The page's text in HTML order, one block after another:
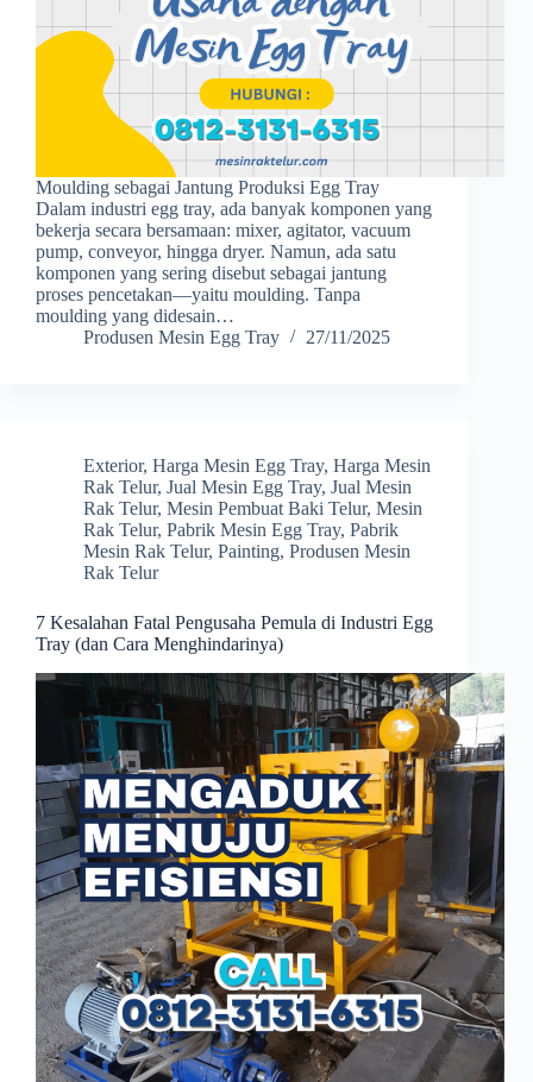
Moulding sebagai Jantung Produksi Egg Tray
Dalam industri egg tray, ada banyak komponen yang
bekerja secara bersamaan: mixer, agitator, vacuum
pump, conveyor, hingga dryer. Namun, ada satu
komponen yang sering disebut sebagai jantung
proses pencetakan—yaitu moulding. Tanpa
moulding yang didesain…
Produsen Mesin Egg Tray
27/11/2025
Exterior, Harga Mesin Egg Tray, Harga Mesin
Rak Telur, Jual Mesin Egg Tray, Jual Mesin
Rak Telur, Mesin Pembuat Baki Telur, Mesin
Rak Telur, Pabrik Mesin Egg Tray, Pabrik
Mesin Rak Telur, Painting, Produsen Mesin
Rak Telur
7 Kesalahan Fatal Pengusaha Pemula di Industri Egg
Tray (dan Cara Menghindarinya)